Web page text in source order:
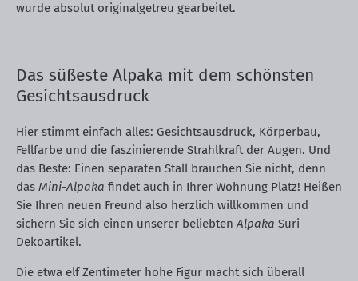
wurde absolut originalgetreu gearbeitet.
Das süßeste Alpaka mit dem schönsten
Gesichtsausdruck
Hier stimmt einfach alles: Gesichtsausdruck, Körperbau,
Fellfarbe und die faszinierende Strahlkraft der Augen. Und
das Beste: Einen separaten Stall brauchen Sie nicht, denn
das Mini-Alpaka findet auch in Ihrer Wohnung Platz! Heißen
Sie Ihren neuen Freund also herzlich willkommen und
sichern Sie sich einen unserer beliebtenAlpaka Suri
Dekoartikel.
Die etwa elf Zentimeter hohe Figur macht sich überall